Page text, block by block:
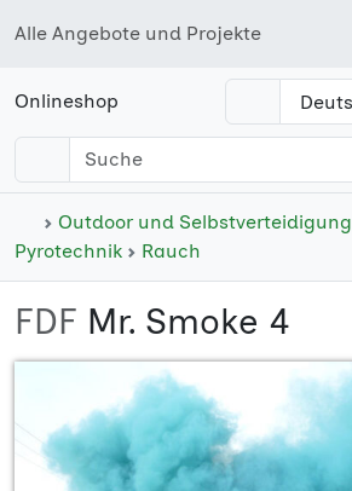
Alle Angebote und Projekte
Onlineshop
Outdoor und Selbstverteidigung
Pyrotechnik
Rauch
FDF Mr. Smoke 4